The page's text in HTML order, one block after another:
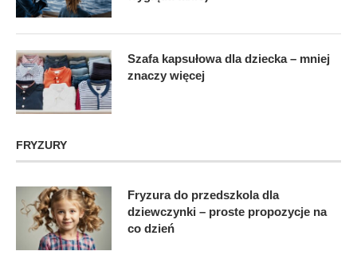
Szafa kapsułowa dla dziecka – mniej
znaczy więcej
FRYZURY
Fryzura do przedszkola dla
dziewczynki – proste propozycje na
co dzień